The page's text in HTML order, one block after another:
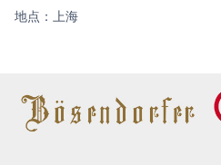
地点：上海